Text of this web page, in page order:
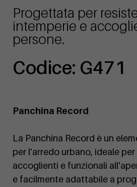
Progettata per
intemperie e
persone.
Codice: G471
Panchina Record
La Panchina Record è un
per l'arredo urbano, ideale
accoglienti e funzionali
e facilmente adattabile a